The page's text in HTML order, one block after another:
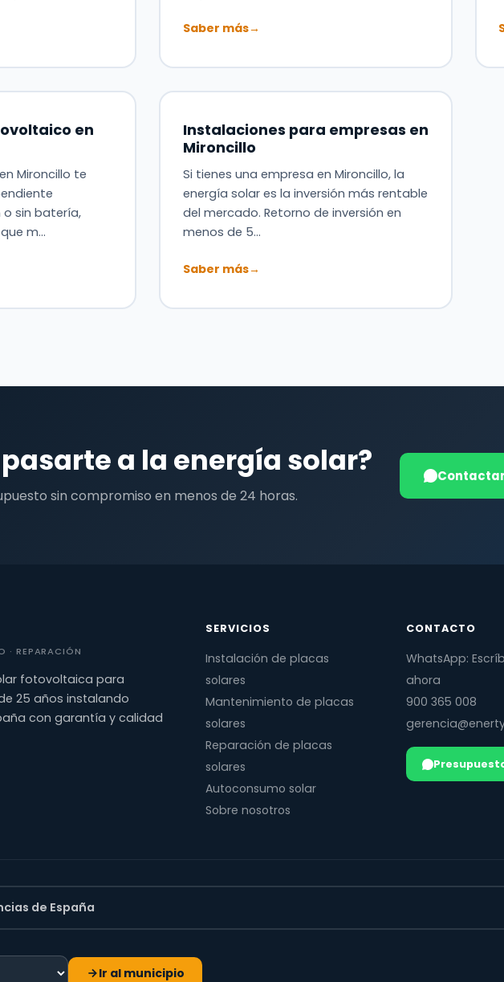
Saber más→
en
Mironcillo te
sin batería,
m…
Instalaciones para empresas en
Mironcillo
Si tienes una empresa en Mironcillo, la
energía solar es la inversión más rentable
del mercado. Retorno de inversión en
menos de 5…
Saber más→
a la energía solar?
sin compromiso en menos de 24 horas.
· REPARACIÓN
fotovoltaica para
25 años instalando
con garantía y calidad
SERVICIOS
Instalación de placas
solares
Mantenimiento de placas
solares
Reparación de placas
solares
Autoconsumo solar
Sobre nosotros
CONTACTO
WhatsApp:
ahora
900 365 008
de España
Ir al municipio